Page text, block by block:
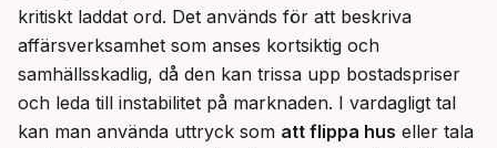
kritiskt laddat ord. Det används för att beskriva
affärsverksamhet som anses kortsiktig och
samhällsskadlig, då den kan trissa upp bostadspriser
och leda till instabilitet på marknaden. I vardagligt tal
kan man använda uttryck som att flippa hus eller tala